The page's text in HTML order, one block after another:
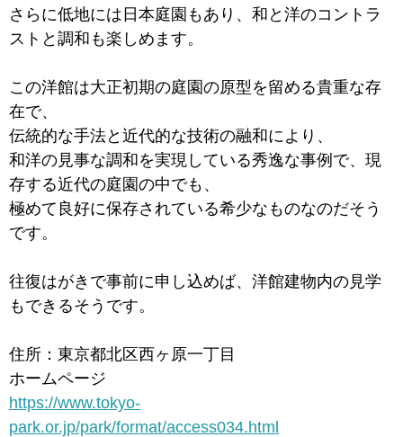
さらに低地には日本庭園もあり、和と洋のコントラ
ストと調和も楽しめます。
この洋館は大正初期の庭園の原型を留める貴重な存
在で、
伝統的な手法と近代的な技術の融和により、
和洋の見事な調和を実現している秀逸な事例で、現
存する近代の庭園の中でも、
極めて良好に保存されている希少なものなのだそう
です。
往復はがきで事前に申し込めば、洋館建物内の見学
もできるそうです。
住所：東京都北区西ヶ原一丁目
ホームページ
https://www.tokyo-
park.or.jp/park/format/access034.html